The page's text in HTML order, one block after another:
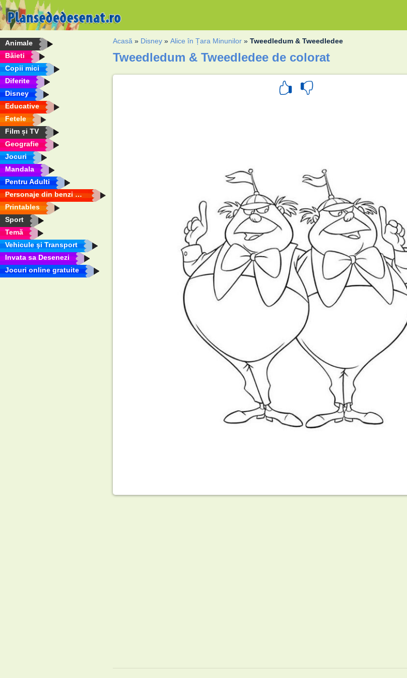
Animale
Băieti
Copii mici
Diferite
Disney
Educative
Fetele
Film și TV
Geografie
Jocuri
Mandala
Pentru Adulti
Personaje din benzi desenate
Printables
Sport
Temă
Vehicule şi Transport
Invata sa Desenezi
Jocuri online gratuite
Acasă » Disney »Alice în Țara Minunilor »Tweedledum & Tweedledee
Tweedledum & Tweedledee de colorat